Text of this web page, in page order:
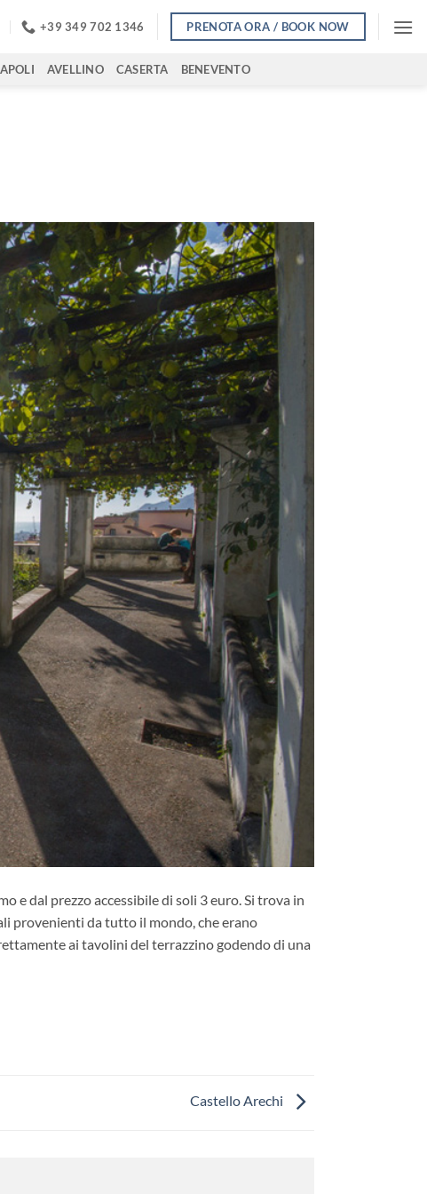
+39 349 702 1346 PRENOTA ORA / BOOK NOW
AVELLINO CASERTA BENEVENTO
e dal prezzo accessibile di soli 3 euro. Si trova in
provenienti da tutto il mondo, che erano
ai tavolini del terrazzino godendo di una
Castello Arechi